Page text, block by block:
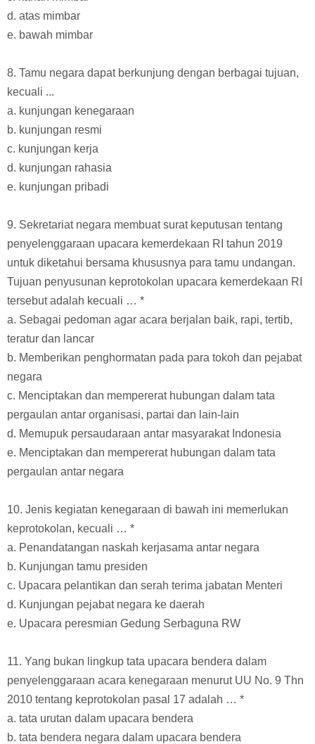
d. atas mimbar
e. bawah mimbar
8. Tamu negara dapat berkunjung dengan berbagai tujuan,
kecuali ...
a. kunjungan kenegaraan
b. kunjungan resmi
c. kunjungan kerja
d. kunjungan rahasia
e. kunjungan pribadi
9. Sekretariat negara membuat surat keputusan tentang
penyelenggaraan upacara kemerdekaan RI tahun 2019
untuk diketahui bersama khususnya para tamu undangan.
Tujuan penyusunan keprotokolan upacara kemerdekaan RI
tersebut adalah kecuali … *
a. Sebagai pedoman agar acara berjalan baik, rapi, tertib,
teratur dan lancar
b. Memberikan penghormatan pada para tokoh dan pejabat
negara
c. Menciptakan dan mempererat hubungan dalam tata
pergaulan antar organisasi, partai dan lain-lain
d. Memupuk persaudaraan antar masyarakat Indonesia
e. Menciptakan dan mempererat hubungan dalam tata
pergaulan antar negara
10. Jenis kegiatan kenegaraan di bawah ini memerlukan
keprotokolan, kecuali … *
a. Penandatangan naskah kerjasama antar negara
b. Kunjungan tamu presiden
c. Upacara pelantikan dan serah terima jabatan Menteri
d. Kunjungan pejabat negara ke daerah
e. Upacara peresmian Gedung Serbaguna RW
11. Yang bukan lingkup tata upacara bendera dalam
penyelenggaraan acara kenegaraan menurut UU No. 9 Thn
2010 tentang keprotokolan pasal 17 adalah … *
a. tata urutan dalam upacara bendera
b. tata bendera negara dalam upacara bendera